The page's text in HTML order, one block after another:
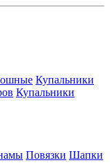
Купальники
Купальники
Повязки Шапки